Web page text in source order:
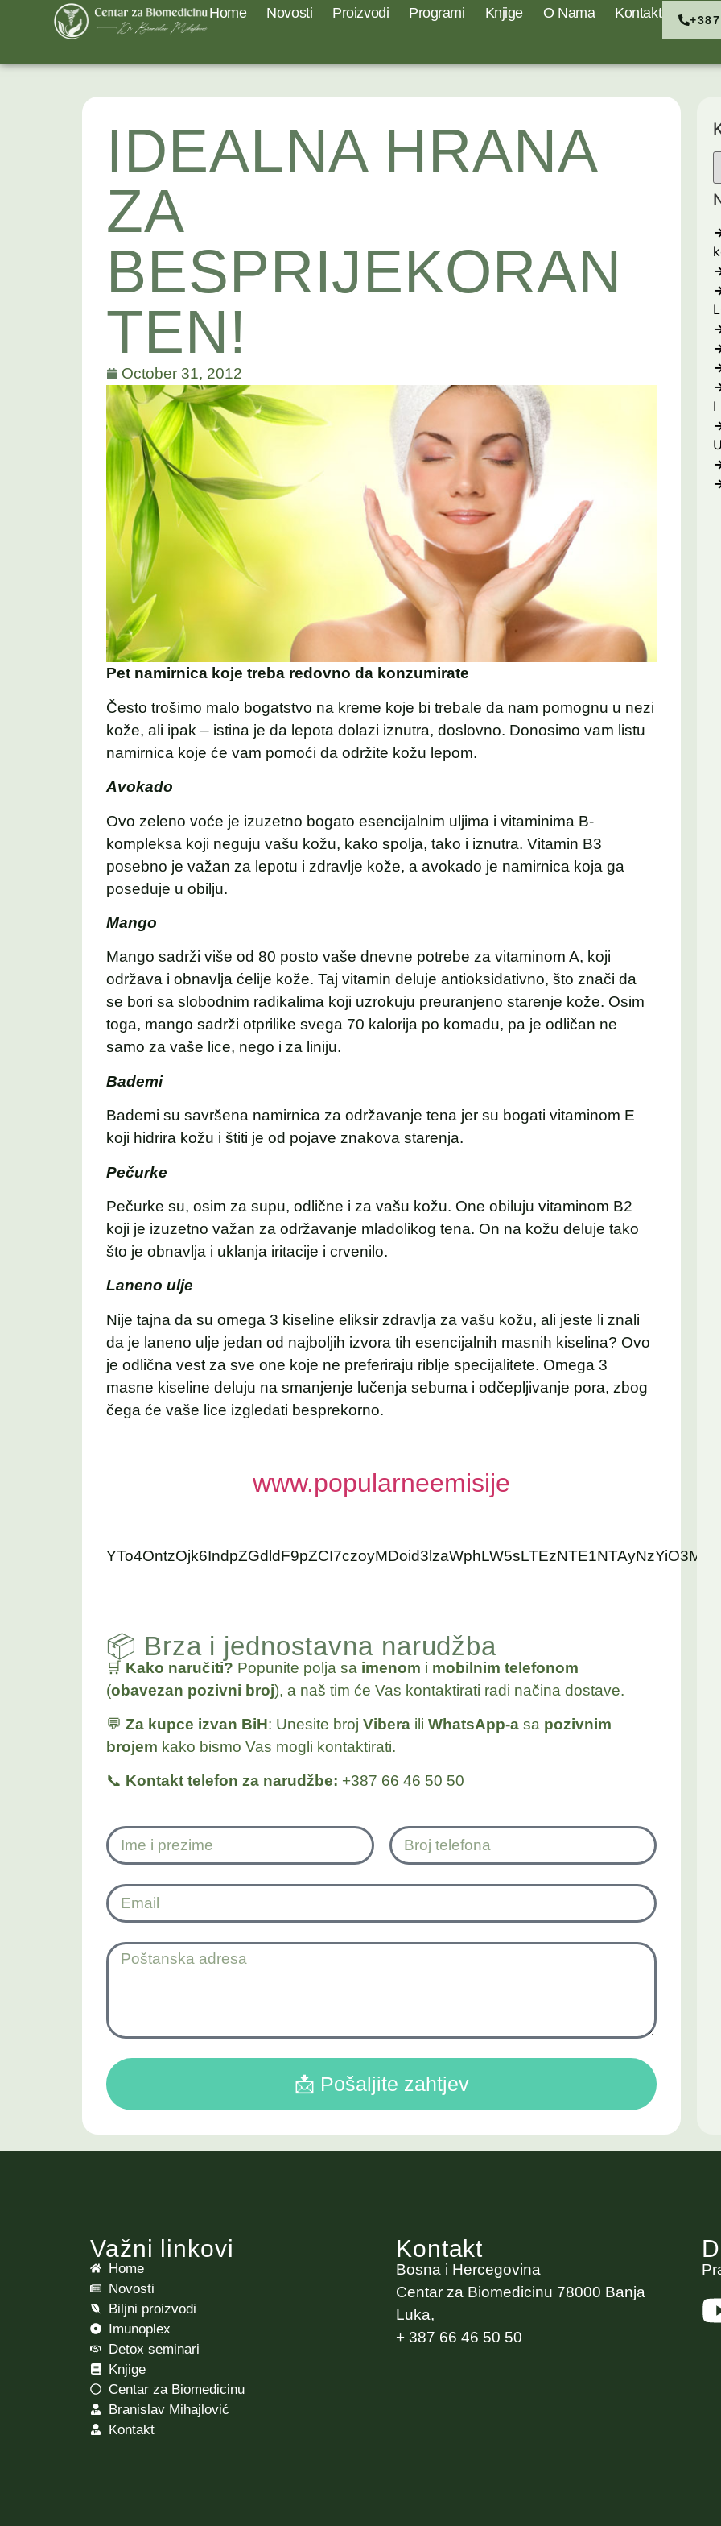
Home Novosti Proizvodi Programi Knjige O Nama Kontakt
IDEALNA HRANA
ZA
BESPRIJEKORAN
TEN!
October 31, 2012
Pet namirnica koje treba redovno da konzumirate
Često trošimo malo bogatstvo na kreme koje bi trebale da nam pomognu u nezi
kože, ali ipak – istina je da lepota dolazi iznutra, doslovno. Donosimo vam listu
namirnica koje će vam pomoći da održite kožu lepom.
Avokado
Ovo zeleno voće je izuzetno bogato esencijalnim uljima i vitaminima B-
kompleksa koji neguju vašu kožu, kako spolja, tako i iznutra. Vitamin B3
posebno je važan za lepotu i zdravlje kože, a avokado je namirnica koja ga
poseduje u obilju.
Mango
Mango sadrži više od 80 posto vaše dnevne potrebe za vitaminom A, koji
održava i obnavlja ćelije kože. Taj vitamin deluje antioksidativno, što znači da
se bori sa slobodnim radikalima koji uzrokuju preuranjeno starenje kože. Osim
toga, mango sadrži otprilike svega 70 kalorija po komadu, pa je odličan ne
samo za vaše lice, nego i za liniju.
Bademi
Bademi su savršena namirnica za održavanje tena jer su bogati vitaminom E
koji hidrira kožu i štiti je od pojave znakova starenja.
Pečurke
Pečurke su, osim za supu, odlične i za vašu kožu. One obiluju vitaminom B2
koji je izuzetno važan za održavanje mladolikog tena. On na kožu deluje tako
što je obnavlja i uklanja iritacije i crvenilo.
Laneno ulje
Nije tajna da su omega 3 kiseline eliksir zdravlja za vašu kožu, ali jeste li znali
da je laneno ulje jedan od najboljih izvora tih esencijalnih masnih kiselina? Ovo
je odlična vest za sve one koje ne preferiraju riblje specijalitete. Omega 3
masne kiseline deluju na smanjenje lučenja sebuma i odčepljivanje pora, zbog
čega će vaše lice izgledati besprekorno.
www.popularneemisije
📦 Brza i jednostavna narudžba
🛒 Kako naručiti? Popunite polja sa imenom i mobilnim telefonom
(obavezan pozivni broj), a naš tim će Vas kontaktirati radi načina dostave.
💬 Za kupce izvan BiH: Unesite broj Vibera ili WhatsApp-a sa pozivnim
brojem kako bismo Vas mogli kontaktirati.
📞 Kontakt telefon za narudžbe: +387 66 46 50 50
📩 Pošaljite zahtjev
I
Važni linkovi
Home
Novosti
Biljni proizvodi
Imunoplex
Detox seminari
Knjige
Centar za Biomedicinu
Branislav Mihajlović
Kontakt
Kontakt
Bosna i Hercegovina
Centar za Biomedicinu 78000 Banja
Luka,
+ 387 66 46 50 50